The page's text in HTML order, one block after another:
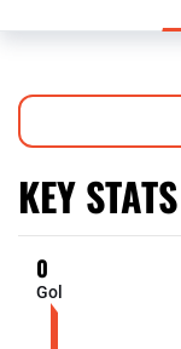
KEY STATS
0
Gol